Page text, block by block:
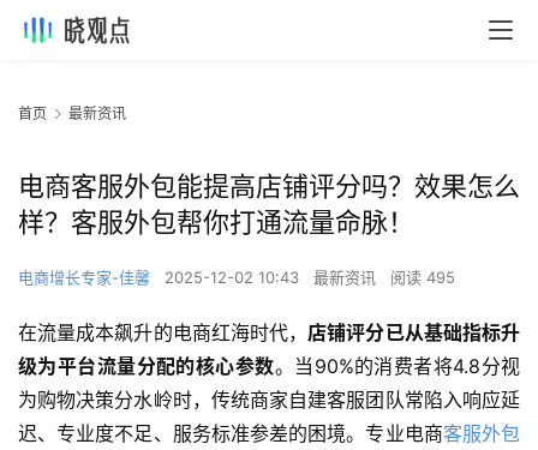
首页 最新资讯
电商客服外包能提高店铺评分吗？效果怎么
样？客服外包帮你打通流量命脉！
电商增长专家-佳馨 2025-12-02 10:43 最新资讯 阅读 495
在流量成本飙升的电商红海时代，店铺评分已从基础指标升
级为平台流量分配的核心参数。当90%的消费者将4.8分视
为购物决策分水岭时，传统商家自建客服团队常陷入响应延
迟、专业度不足、服务标准参差的困境。专业电商客服外包